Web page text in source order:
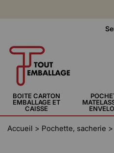
BOITE CARTON
EMBALLAGE ET
CAISSE
Accueil > Pochette, sacherie >